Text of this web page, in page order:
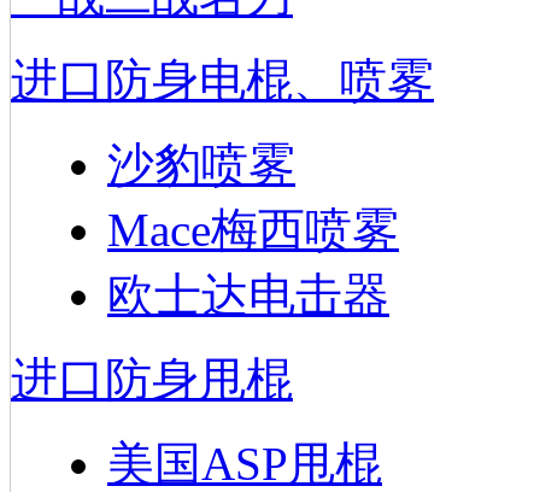
进口防身电棍、喷雾
沙豹喷雾
Mace梅西喷雾
欧士达电击器
进口防身甩棍
美国ASP甩棍